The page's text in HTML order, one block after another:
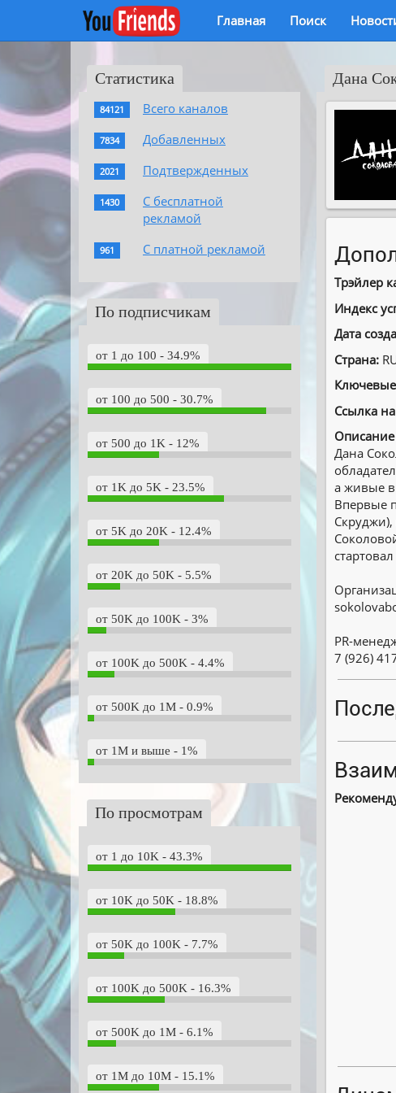
Главная Поиск
Статистика
84121 Всего каналов
7834 Добавленных
2021 Подтвержденных
1430
С бесплатной
рекламой
961 С платной рекламой
По подписчикам
от 1 до 100 - 34.9%
от 100 до 500 - 30.7%
от 500 до 1K - 12%
от 1K до 5K - 23.5%
от 5K до 20K - 12.4%
от 20K до 50K - 5.5%
от 50K до 100K - 3%
от 100K до 500K - 4.4%
от 500K до 1M - 0.9%
от 1M и выше - 1%
По просмотрам
от 1 до 10K - 43.3%
от 10K до 50K - 18.8%
от 50K до 100K - 7.7%
от 100K до 500K - 16.3%
от 500K до 1M - 6.1%
от 1M до 10M - 15.1%
Дана
Трэйлер
Индекс
Дата
Страна:
Ссылка
Описание
Дана
а живые
Впервые
PR-
7 (926)